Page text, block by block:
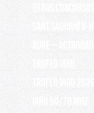
OTROS CONCURSOS
Sant Sadurní V-
AURE – Actividad
TROFEO IARU
TROFEO IARU
IARU 50/70 Mhz